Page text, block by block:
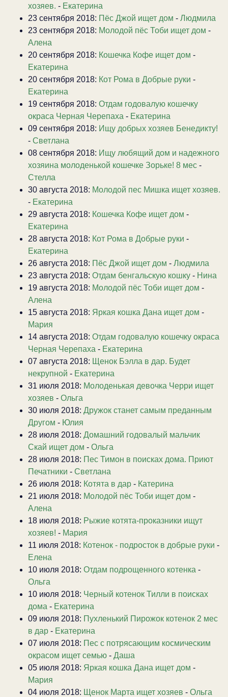
хозяев. - Екатерина
23 сентября 2018: Пёс Джой ищет дом - Людмила
23 сентября 2018: Молодой пёс Тоби ищет дом -
Алена
20 сентября 2018: Кошечка Кофе ищет дом -
Екатерина
20 сентября 2018: Кот Рома в Добрые руки -
Екатерина
19 сентября 2018: Отдам годовалую кошечку
окраса Черная Черепаха - Екатерина
09 сентября 2018: Ищу добрых хозяев Бенедикту!
- Светлана
08 сентября 2018: Ищу любящий дом и надежного
хозяина молоденькой кошечке Зорьке! 8 мес -
Стелла
30 августа 2018: Молодой пес Мишка ищет хозяев.
- Екатерина
29 августа 2018: Кошечка Кофе ищет дом -
Екатерина
28 августа 2018: Кот Рома в Добрые руки -
Екатерина
26 августа 2018: Пёс Джой ищет дом - Людмила
23 августа 2018: Отдам бенгальскую кошку - Нина
19 августа 2018: Молодой пёс Тоби ищет дом -
Алена
15 августа 2018: Яркая кошка Дана ищет дом -
Мария
14 августа 2018: Отдам годовалую кошечку окраса
Черная Черепаха - Екатерина
07 августа 2018: Щенок Бэлла в дар. Будет
некрупной - Екатерина
31 июля 2018: Молоденькая девочка Черри ищет
хозяев - Ольга
30 июля 2018: Дружок станет самым преданным
Другом - Юлия
28 июля 2018: Домашний годовалый мальчик
Скай ищет дом - Ольга
28 июля 2018: Пес Тимон в поисках дома. Приют
Печатники - Светлана
26 июля 2018: Котята в дар - Катерина
21 июля 2018: Молодой пёс Тоби ищет дом -
Алена
18 июля 2018: Рыжие котята-проказники ищут
хозяев! - Мария
11 июля 2018: Котенок - подросток в добрые руки -
Елена
10 июля 2018: Отдам подрощенного котенка -
Ольга
10 июля 2018: Черный котенок Тилли в поисках
дома - Екатерина
09 июля 2018: Пухленький Пирожок котенок 2 мес
в дар - Екатерина
07 июля 2018: Пес с потрясающим космическим
окрасом ищет семью - Даша
05 июля 2018: Яркая кошка Дана ищет дом -
Мария
04 июля 2018: Щенок Марта ищет хозяев - Ольга